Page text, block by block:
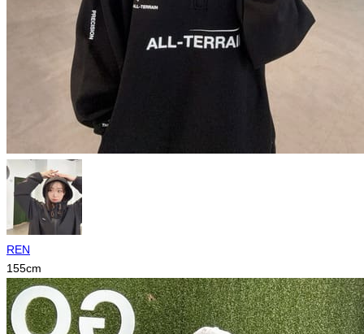
REN
155cm